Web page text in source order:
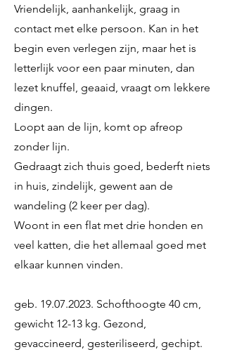
Vriendelijk, aanhankelijk, graag in
contact met elke persoon. Kan in het
begin even verlegen zijn, maar het is
letterlijk voor een paar minuten, dan
lezet knuffel, geaaid, vraagt om lekkere
dingen.
Loopt aan de lijn, komt op afreop
zonder lijn.
Gedraagt zich thuis goed, bederft niets
in huis, zindelijk, gewent aan de
wandeling (2 keer per dag).
Woont in een flat met drie honden en
veel katten, die het allemaal goed met
elkaar kunnen vinden.
geb. 19.07.2023. Schofthoogte 40 cm,
gewicht 12-13 kg. Gezond,
gevaccineerd, gesteriliseerd, gechipt.